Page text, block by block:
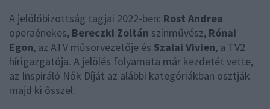
A jelölőbizottság tagjai 2022-ben: Rost Andrea
operaénekes, Bereczki Zoltán színművész, Rónai
Egon, az ATV műsorvezetője és Szalai Vivien, a TV2
hírigazgatója. A jelölés folyamata már kezdetét vette,
az Inspiráló Nők Díját az alábbi kategóriákban osztják
majd ki ősszel: